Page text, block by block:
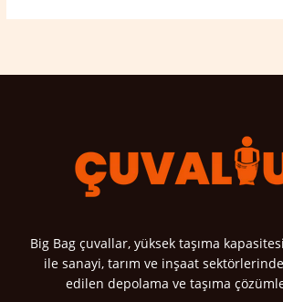
Big Bag çuvallar, yüksek taşıma kapasitesi
ile sanayi, tarım ve inşaat
edilen depolama ve taşıma